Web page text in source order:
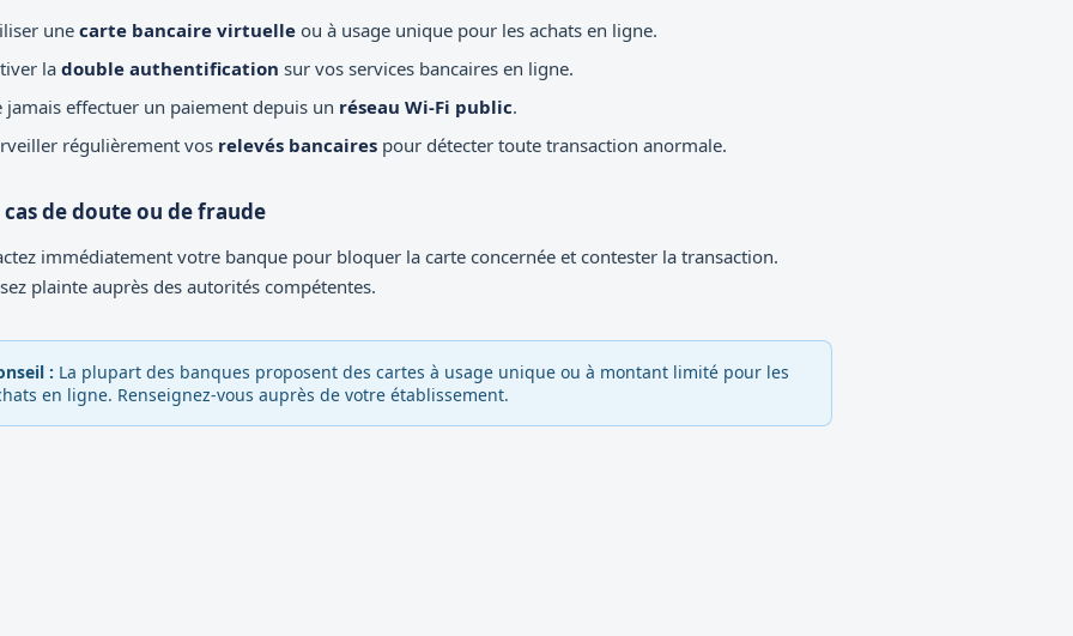
une carte bancaire virtuelle ou à usage unique pour les achats en ligne.
ladouble authentification sur vos services bancaires en ligne.
jamais effectuer un paiement depuis un réseau Wi-Fi public.
régulièrement vos relevés bancaires pour détecter toute transaction anormale.
cas de doute ou de fraude
immédiatement votre banque pour bloquer la carte concernée et contester la transaction.
plainte auprès des autorités compétentes.
: La plupart des banques proposent des cartes à usage unique ou à montant limité pour les
en ligne. Renseignez-vous auprès de votre établissement.